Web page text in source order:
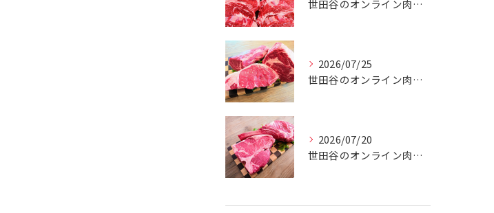
世田谷のオンライン肉屋は厳選輸入牛を取り扱っています。
2026/07/25
世田谷のオンライン肉屋の輸入牛は特別です。
2026/07/20
世田谷のオンライン肉屋のトマホークやTボーンで楽しいBBQー！